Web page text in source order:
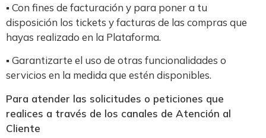
▪ Con fines de facturación y para poner a tu
disposición los tickets y facturas de las compras que
hayas realizado en la Plataforma.
▪ Garantizarte el uso de otras funcionalidades o
servicios en la medida que estén disponibles.
Para atender las solicitudes o peticiones que
realices a través de los canales de Atención al
Cliente